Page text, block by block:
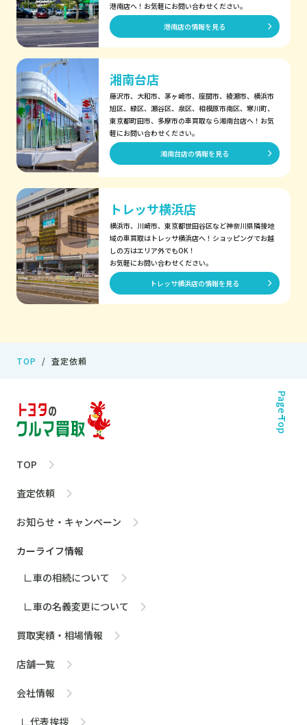
港南店へ！お気軽にお問い合わせください。
港南店の情報を見る
湘南台店
藤沢市、大和市、茅ヶ崎市、座間市、綾瀬市、横浜市
旭区、緑区、瀬谷区、泉区、相模原市南区、寒川町、
東京都町田市、多摩市の車買取なら湘南台店へ！お気
軽にお問い合わせください。
湘南台店の情報を見る
トレッサ横浜店
横浜市、川崎市、東京都世田谷区など神奈川県隣接地
域の車買取はトレッサ横浜店へ！ショッピングでお越
しの方はエリア外でもOK！
お気軽にお問い合わせください。
トレッサ横浜店の情報を見る
Page Top
TOP 査定依頼
TOP
査定依頼
お知らせ・キャンペーン
カーライフ情報
∟車の相続について
∟車の名義変更について
買取実績・相場情報
店舗一覧
会社情報
∟代表挨拶